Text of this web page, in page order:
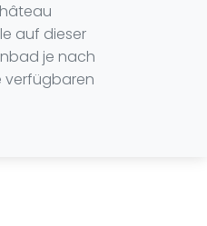
auf dieser
je nach
verfügbaren